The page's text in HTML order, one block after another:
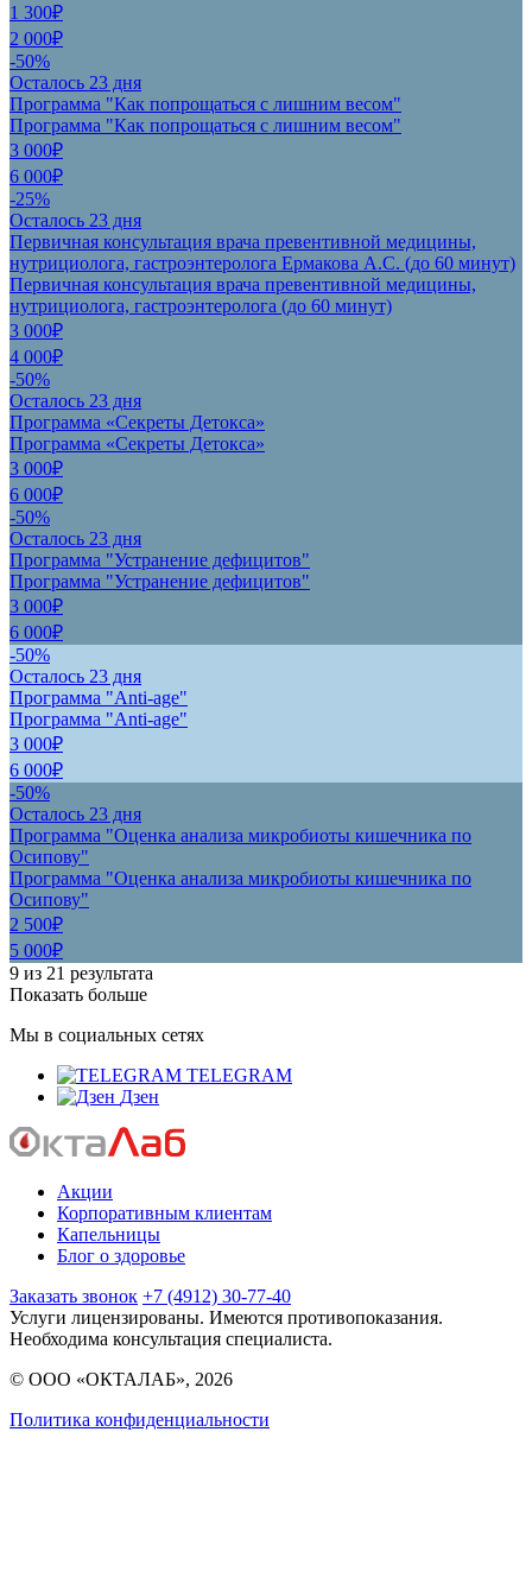
1 300₽
2 000₽
-50%
Осталось 23 дня
Программа "Как попрощаться с лишним весом"
Программа "Как попрощаться с лишним весом"
3 000₽
6 000₽
-25%
Осталось 23 дня
Первичная консультация врача превентивной медицины,
нутрициолога, гастроэнтеролога Ермакова А.С. (до 60 минут)
Первичная консультация врача превентивной медицины,
нутрициолога, гастроэнтеролога (до 60 минут)
3 000₽
4 000₽
-50%
Осталось 23 дня
Программа «Секреты Детокса»
Программа «Секреты Детокса»
3 000₽
6 000₽
-50%
Осталось 23 дня
Программа "Устранение дефицитов"
Программа "Устранение дефицитов"
3 000₽
6 000₽
-50%
Осталось 23 дня
Программа "Anti-age"
Программа "Anti-age"
3 000₽
6 000₽
-50%
Осталось 23 дня
Программа "Оценка анализа микробиоты кишечника по
Осипову"
Программа "Оценка анализа микробиоты кишечника по
Осипову"
2 500₽
5 000₽
9 из 21 результата
Показать больше
Мы в социальных сетях
TELEGRAM
Дзен
Акции
Корпоративным клиентам
Капельницы
Блог о здоровье
Заказать звонок +7 (4912) 30-77-40
Услуги лицензированы. Имеются противопоказания.
Необходима консультация специалиста.
© ООО «ОКТАЛАБ», 2026
Политика конфиденциальности